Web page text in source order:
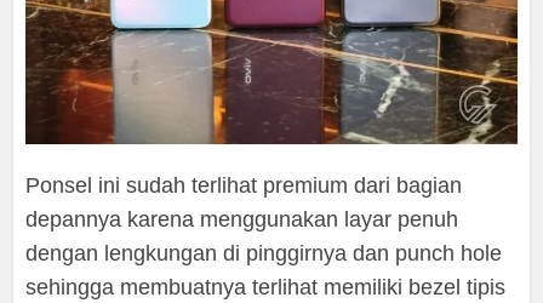
Ponsel ini sudah terlihat premium dari bagian
depannya karena menggunakan layar penuh
dengan lengkungan di pinggirnya dan punch hole
sehingga membuatnya terlihat memiliki bezel tipis